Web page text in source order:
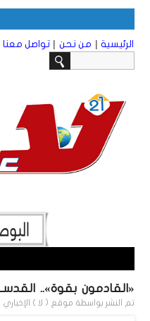
الرئيسية | من نحن | تواصل معنا
«القادمون بقوة»..
تم النشر بواسطة موقع ( لا ) الإخباري